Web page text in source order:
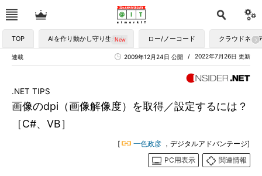
TOP AIを作り動かし守り生かす ロー/ノーコード クラウドネイ
連載 2022年7月26日 更新
2009年12月24日 公開
画像のdpi（画像解像度）を取得／設定するには？
［C#、VB］
.NET TIPS
[ 一色政彦 ，デジタルアドバンテージ]
PC用表示
関連情報